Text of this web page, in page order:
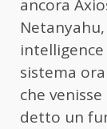
ancora
sistema
che
detto un